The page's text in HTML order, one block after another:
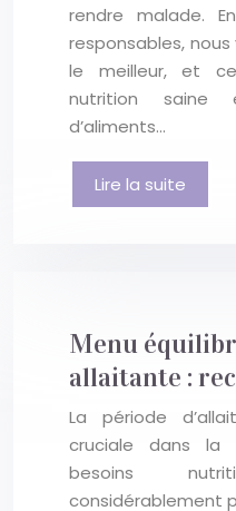
rendre malade.
responsables,
le meilleur, et
nutrition saine
d’aliments…
Lire la suite
Menu
allaitante :
La période
cruciale dans la
besoins
considérablement